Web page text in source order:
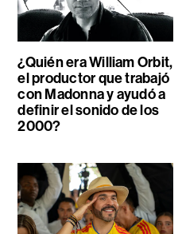
¿Quién era William Orbit,
el productor que trabajó
con Madonna y ayudó a
definir el sonido de los
2000?